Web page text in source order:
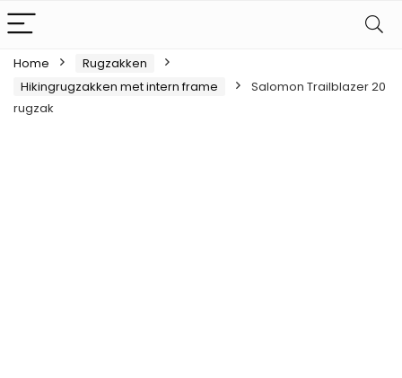
Home
Rugzakken
Hikingrugzakken met intern frame
Salomon Trailblazer 20
rugzak